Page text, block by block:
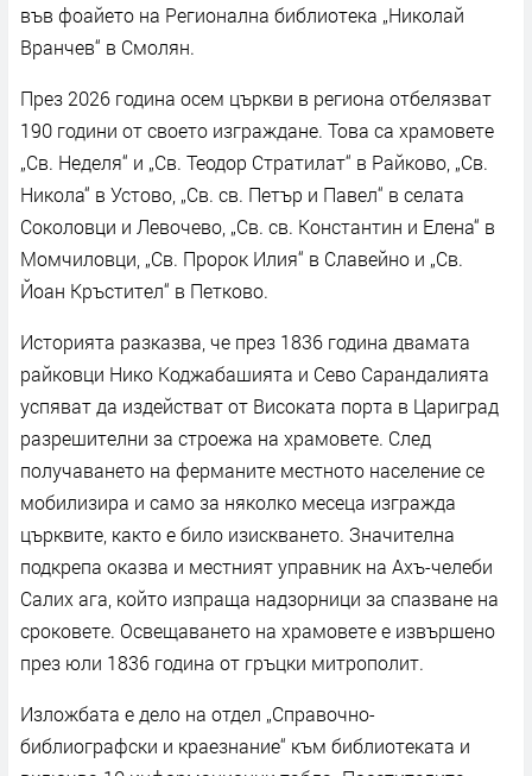
във фоайето на Регионална библиотека „Николай
Вранчев“ в Смолян.
През 2026 година осем църкви в региона отбелязват
190 години от своето изграждане. Това са храмовете
„Св. Неделя“ и „Св. Теодор Стратилат“ в Райково, „Св.
Никола“ в Устово, „Св. св. Петър и Павел“ в селата
Соколовци и Левочево, „Св. св. Константин и Елена“ в
Момчиловци, „Св. Пророк Илия“ в Славейно и „Св.
Йоан Кръстител“ в Петково.
Историята разказва, че през 1836 година двамата
райковци Нико Коджабашията и Сево Сарандалията
успяват да издействат от Високата порта в Цариград
разрешителни за строежа на храмовете. След
получаването на ферманите местното население се
мобилизира и само за няколко месеца изгражда
църквите, както е било изискването. Значителна
подкрепа оказва и местният управник на Ахъ-челеби
Салих ага, който изпраща надзорници за спазване на
сроковете. Освещаването на храмовете е извършено
през юли 1836 година от гръцки митрополит.
Изложбата е дело на отдел „Справочно-
библиографски и краезнание“ към библиотеката и